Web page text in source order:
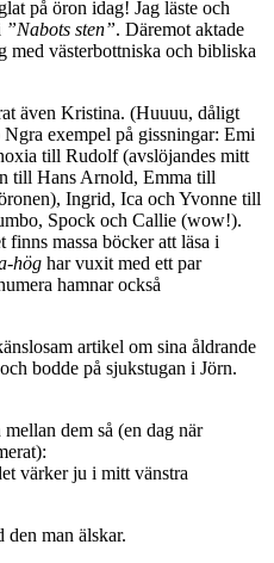
på öron idag! Jag läste och
”Nabots sten”. Däremot aktade
västerbottniska och bibliska
även Kristina. (Huuuu, dåligt
exempel på gissningar: Emi
till Rudolf (avslöjandes mitt
till Hans Arnold, Emma till
Ingrid, Ica och Yvonne till
Spock och Callie (wow!).
massa böcker att läsa i
hög har vuxit med ett par
hamnar också
artikel om sina åldrande
bodde på sjukstugan i Jörn.
dem så (en dag när
värker ju i mitt vänstra
den man älskar.